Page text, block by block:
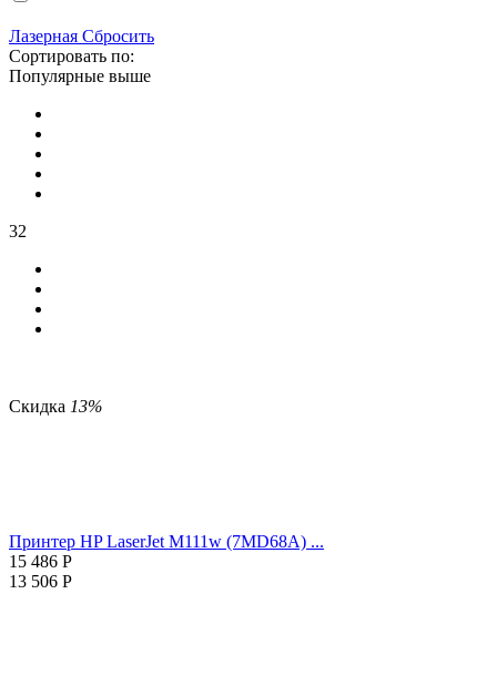
Лазерная Сбросить
Сортировать по:
Популярные выше
32
Скидка 13%
Принтер HP LaserJet M111w (7MD68A) ...
15 486 Р
13 506 Р